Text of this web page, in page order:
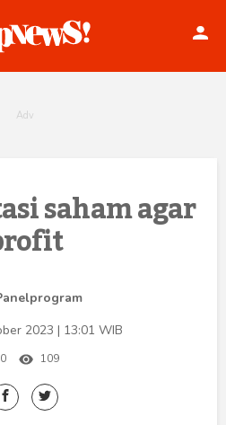
saham agar
2023 | 13:01 WIB
0 109